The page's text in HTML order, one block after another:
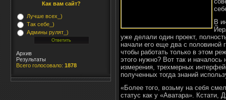
Как вам сайт?
Лучше всех_)
Так себе_)
Админы рулят_)
Архив
Результаты
Всего голосовало: 1878
В
уже делали один проект,
начали его еще два с половиной
чтобы работать только в этом
этого нужно? Вот так и
измерения, трехмерных
полученных тогда знаний
«Более того, возьму на себя
статус как у «Аватара».